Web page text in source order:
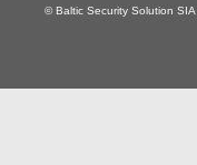
© Baltic Security Solution SIA